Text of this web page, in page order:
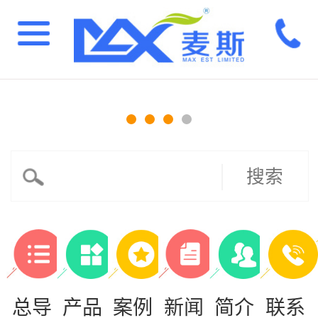
搜索
总导 产品 案例 新闻 简介 联系